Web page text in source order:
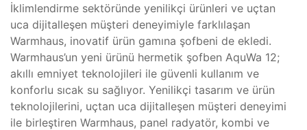
İklimlendirme sektöründe yenilikçi ürünleri ve uçtan
uca dijitalleşen müşteri deneyimiyle farklılaşan
Warmhaus, inovatif ürün gamına şofbeni de ekledi.
Warmhaus’un yeni ürünü hermetik şofben AquWa 12;
akıllı emniyet teknolojileri ile güvenli kullanım ve
konforlu sıcak su sağlıyor. Yenilikçi tasarım ve ürün
teknolojilerini, uçtan uca dijitalleşen müşteri deneyimi
ile birleştiren Warmhaus, panel radyatör, kombi ve